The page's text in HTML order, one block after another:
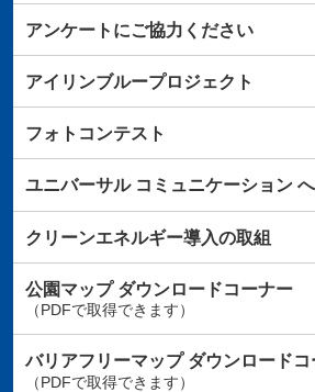
アンケートにご協力ください
アイリンブループロジェクト
フォトコンテスト
ユニバーサルコミュニケーションへ
クリーンエネルギー導入の取組
公園マップダウンロードコーナー
（PDFで取得できます）
バリアフリーマップダウンロードコ
（PDFで取得できます）